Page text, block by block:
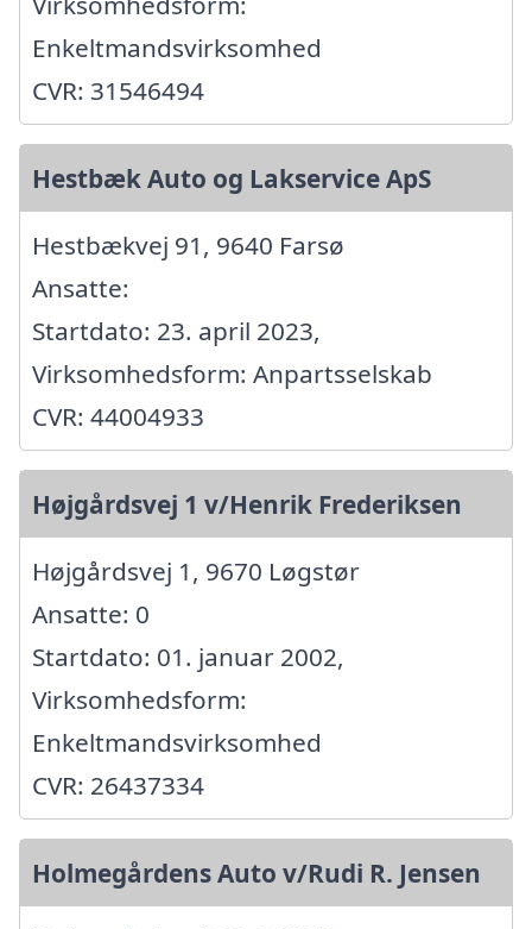
Enkeltmandsvirksomhed
CVR: 31546494
Hestbæk Auto og Lakservice ApS
Hestbækvej 91, 9640 Farsø
Ansatte:
Startdato: 23. april 2023,
Virksomhedsform: Anpartsselskab
CVR: 44004933
Højgårdsvej 1 v/Henrik Frederiksen
Højgårdsvej 1, 9670 Løgstør
Ansatte: 0
Startdato: 01. januar 2002,
Virksomhedsform:
Enkeltmandsvirksomhed
CVR: 26437334
Holmegårdens Auto v/Rudi R. Jensen